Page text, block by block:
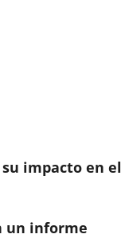
impacto en el
un informe